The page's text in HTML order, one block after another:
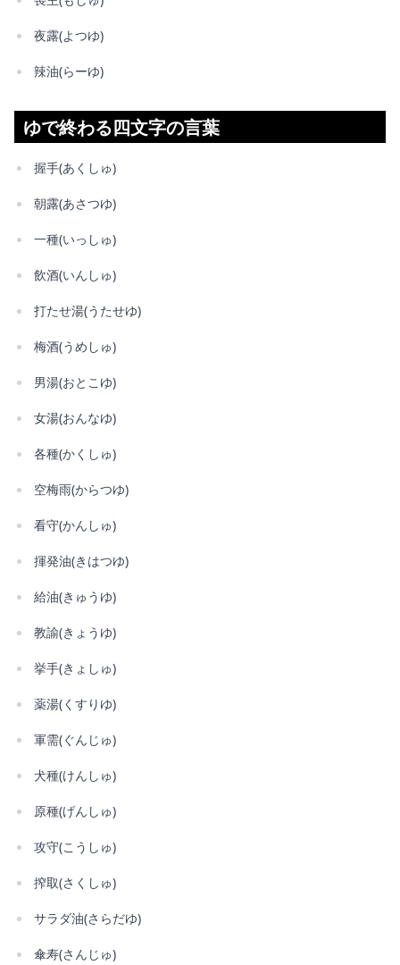
夜露(よつゆ)
辣油(らーゆ)
ゆで終わる四文字の言葉
握手(あくしゅ)
朝露(あさつゆ)
一種(いっしゅ)
飲酒(いんしゅ)
打たせ湯(うたせゆ)
梅酒(うめしゅ)
男湯(おとこゆ)
女湯(おんなゆ)
各種(かくしゅ)
空梅雨(からつゆ)
看守(かんしゅ)
揮発油(きはつゆ)
給油(きゅうゆ)
教諭(きょうゆ)
挙手(きょしゅ)
薬湯(くすりゆ)
軍需(ぐんじゅ)
犬種(けんしゅ)
原種(げんしゅ)
攻守(こうしゅ)
搾取(さくしゅ)
サラダ油(さらだゆ)
傘寿(さんじゅ)